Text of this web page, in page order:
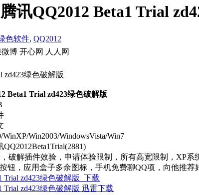
腾讯QQ2012 Beta1 Trial
色软件, QQ2012
微博 开心网 人人网
zd423绿色破解版
Beta1 Trial zd423绿色破解版
WinXP/Win2003/WindowsVista/Win7
解插件效验，申请体验限制，所有高宽限制，XP系
钮，应用盒子多余图标，手机免费聊QQ项，向他推
Trial zd423绿色破解版 下载
Trial zd423绿色破解版 迅雷下载